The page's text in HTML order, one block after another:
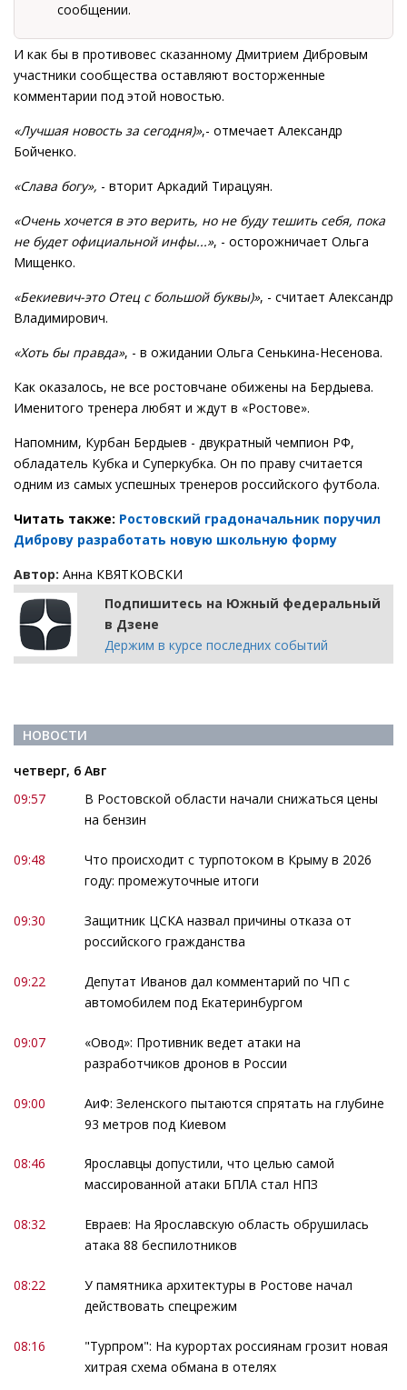
сообщении.
И как бы в противовес сказанному Дмитрием Дибровым
участники сообщества оставляют восторженные
комментарии под этой новостью.
«Лучшая новость за сегодня)»,- отмечает Александр
Бойченко.
«Слава богу», - вторит Аркадий Тирацуян.
«Очень хочется в это верить, но не буду тешить себя, пока
не будет официальной инфы...», - осторожничает Ольга
Мищенко.
«Бекиевич-это Отец с большой буквы)», - считает Александр
Владимирович.
«Хоть бы правда», - в ожидании Ольга Сенькина-Несенова.
Как оказалось, не все ростовчане обижены на Бердыева.
Именитого тренера любят и ждут в «Ростове».
Напомним, Курбан Бердыев - двукратный чемпион РФ,
обладатель Кубка и Суперкубка. Он по праву считается
одним из самых успешных тренеров российского футбола.
Читать также: Ростовский градоначальник поручил
Диброву разработать новую школьную форму
Автор: Анна КВЯТКОВСКИ
Подпишитесь на Южный федеральный
в Дзене
Держим в курсе последних событий
НОВОСТИ
четверг, 6 Авг
09:57
В Ростовской области начали снижаться цены
на бензин
09:48
Что происходит с турпотоком в Крыму в 2026
году: промежуточные итоги
09:30
Защитник ЦСКА назвал причины отказа от
российского гражданства
09:22
Депутат Иванов дал комментарий по ЧП с
автомобилем под Екатеринбургом
09:07
«Овод»: Противник ведет атаки на
разработчиков дронов в России
09:00
АиФ: Зеленского пытаются спрятать на глубине
93 метров под Киевом
08:46
Ярославцы допустили, что целью самой
массированной атаки БПЛА стал НПЗ
08:32
Евраев: На Ярославскую область обрушилась
атака 88 беспилотников
08:22
У памятника архитектуры в Ростове начал
действовать спецрежим
08:16
"Турпром": На курортах россиянам грозит новая
хитрая схема обмана в отелях